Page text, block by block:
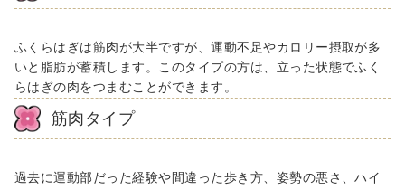
ふくらはぎは筋肉が大半ですが、運動不足やカロリー摂取が多
いと脂肪が蓄積します。このタイプの方は、立った状態でふく
らはぎの肉をつまむことができます。
筋肉タイプ
過去に運動部だった経験や間違った歩き方、姿勢の悪さ、ハイ